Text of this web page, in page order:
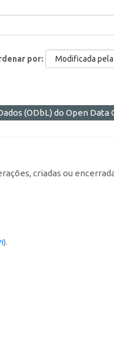
por
(ODbL) do Open Data
criadas ou
).